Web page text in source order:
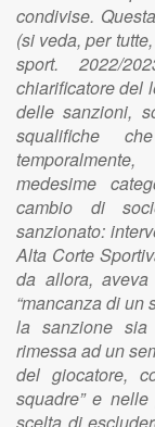
condivise.
(si veda, per
sport. 2022/
chiarificatore del
delle sanzioni,
squalifiche
medesime
cambio di
sanzionato:
Alta Corte
da allora,
“mancanza di
la sanzione sia
rimessa ad un
del giocatore,
squadre” e